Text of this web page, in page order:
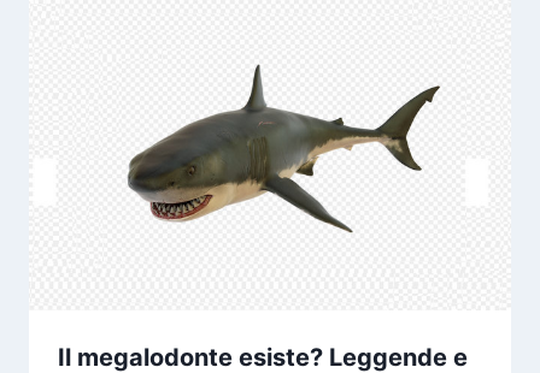
Il megalodonte esiste? Leggende e